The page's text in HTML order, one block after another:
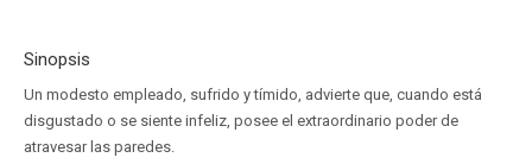
Sinopsis
Un modesto empleado, sufrido y tímido, advierte que, cuando está
disgustado o se siente infeliz, posee el extraordinario poder de
atravesar las paredes.